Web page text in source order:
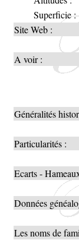
Superficie :
Site Web :
A voir :
Généralités
Particularités :
Ecarts -
Données
Les noms de